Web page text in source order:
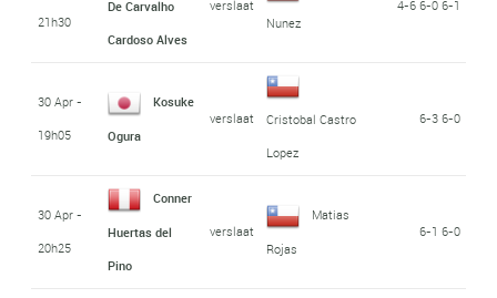
21h30
De Carvalho
Cardoso Alves
verslaat
Nunez
4-6 6-0 6-1
30 Apr -
19h05
Kosuke
Ogura
verslaat
Cristobal Castro
Lopez
6-3 6-0
30 Apr -
20h25
Conner
Huertas del
Pino
verslaat
Matias
Rojas
6-1 6-0